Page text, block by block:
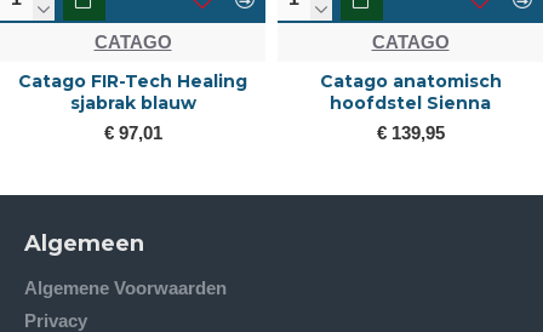
CATAGO
Catago FIR-Tech Healing
sjabrak blauw
€ 97,01
CATAGO
Catago anatomisch
hoofdstel Sienna
€ 139,95
Algemeen
Algemene Voorwaarden
Privacy